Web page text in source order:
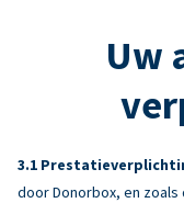
Uw
door Donorbox, en